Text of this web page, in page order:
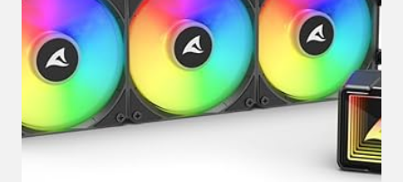
BLACK
CPU
LUFTKÜHLER,
7
HEATPIPES